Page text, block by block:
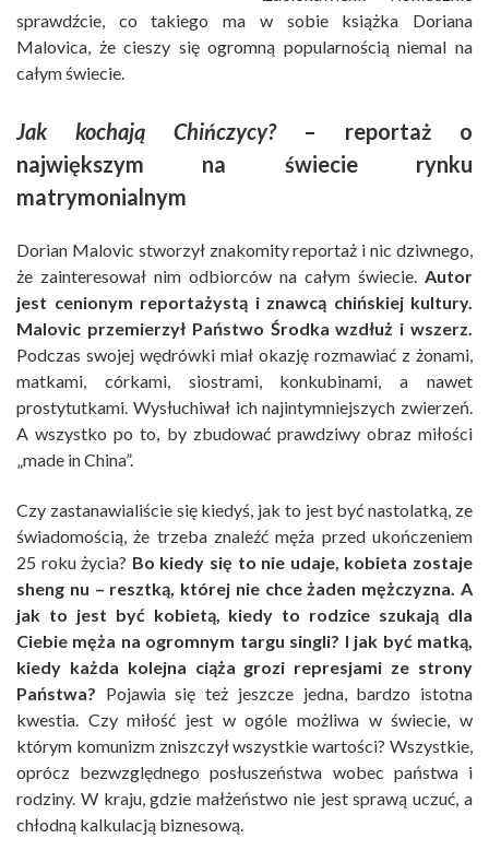
sprawdźcie, co takiego ma w sobie książka Doriana
Malovica, że cieszy się ogromną popularnością niemal na
całym świecie.
Jak kochają Chińczycy?– reportaż o
największym na świecie rynku
matrymonialnym
Dorian Malovic stworzył znakomity reportaż i nic dziwnego,
że zainteresował nim odbiorców na całym świecie. Autor
jest cenionym reportażystą i znawcą chińskiej kultury.
Malovic przemierzył Państwo Środka wzdłuż i wszerz.
Podczas swojej wędrówki miał okazję rozmawiać z żonami,
matkami, córkami, siostrami, konkubinami, a nawet
prostytutkami. Wysłuchiwał ich najintymniejszych zwierzeń.
A wszystko po to, by zbudować prawdziwy obraz miłości
„made in China”.
Czy zastanawialiście się kiedyś, jak to jest być nastolatką, ze
świadomością, że trzeba znaleźć męża przed ukończeniem
25 roku życia? Bo kiedy się to nie udaje, kobieta zostaje
sheng nu – resztką, której nie chce żaden mężczyzna. A
jak to jest być kobietą, kiedy to rodzice szukają dla
Ciebie męża na ogromnym targu singli? I jak być matką,
kiedy każda kolejna ciąża grozi represjami ze strony
Państwa? Pojawia się też jeszcze jedna, bardzo istotna
kwestia. Czy miłość jest w ogóle możliwa w świecie, w
którym komunizm zniszczył wszystkie wartości? Wszystkie,
oprócz bezwzględnego posłuszeństwa wobec państwa i
rodziny. W kraju, gdzie małżeństwo nie jest sprawą uczuć, a
chłodną kalkulacją biznesową.